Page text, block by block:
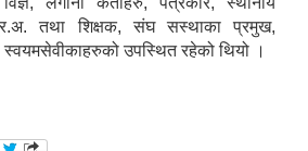
प्र.अ. तथा शिक्षक, संघ सस्थाका प्रमुख,
स्वयमसेवीकाहरुको उपस्थित रहेको थियो ।